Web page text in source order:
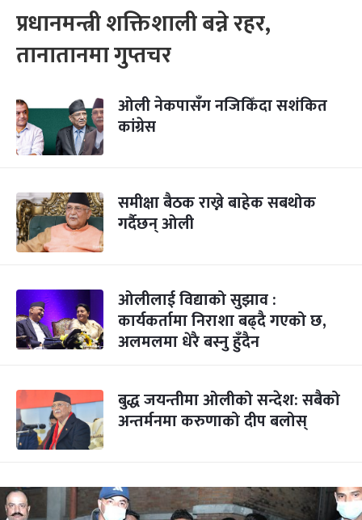
प्रधानमन्त्री शक्तिशाली बन्ने रहर,
तानातानमा गुप्तचर
ओली नेकपासँग नजिकिँदा सशंकित
कांग्रेस
समीक्षा बैठक राख्ने बाहेक सबथोक
गर्दैछन् ओली
ओलीलाई विद्याको सुझाव :
कार्यकर्तामा निराशा बढ्दै गएको छ,
अलमलमा धेरै बस्नु हुँदैन
बुद्ध जयन्तीमा ओलीको सन्देश: सबैको
अन्तर्मनमा करुणाको दीप बलोस्